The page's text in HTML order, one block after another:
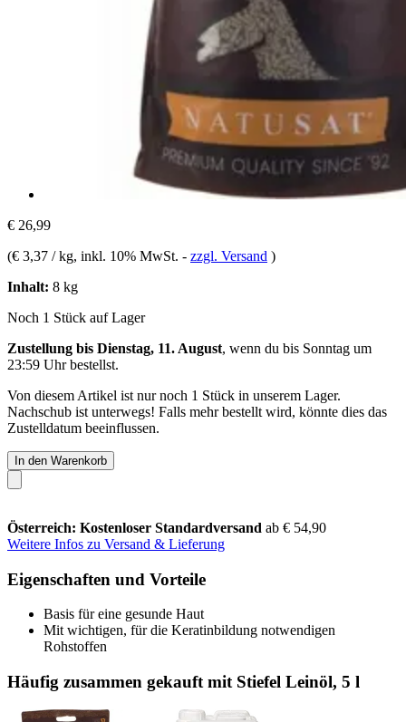
€ 26,99
(€ 3,37 / kg, inkl. 10% MwSt. - zzgl. Versand )
Inhalt: 8 kg
Noch 1 Stück auf Lager
Zustellung bis Dienstag, 11. August, wenn du bis Sonntag um
23:59 Uhrbestellst.
Von diesem Artikel ist nur noch 1 Stück in unserem Lager.
Nachschub ist unterwegs! Falls mehr bestellt wird, könnte dies das
Zustelldatum beeinflussen.
In den Warenkorb
Österreich: Kostenloser Standardversand ab € 54,90
Weitere Infos zu Versand & Lieferung
Eigenschaften und Vorteile
Basis für eine gesunde Haut
Mit wichtigen, für die Keratinbildung notwendigen
Rohstoffen
Häufig zusammen gekauft mit Stiefel Leinöl, 5 l